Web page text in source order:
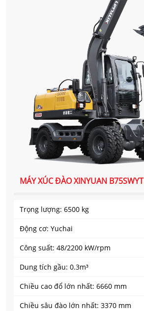
MÁY XÚC ĐÀO XINYUAN B75SWYT
Trọng lượng: 6500 kg
Động cơ: Yuchai
Công suất: 48/2200 kW/rpm
Dung tích gầu: 0.3m³
Chiều cao đổ lớn nhất: 6660 mm
Chiều sâu đào lớn nhất: 3370 mm